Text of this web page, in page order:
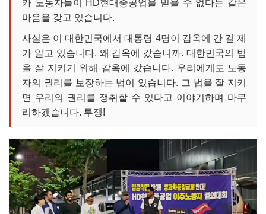
카 노동자들이 HD현대중공업을 믿을 수 없다는 같은
마음을 갖고 있습니다.
사실은 이 대한민국에서 대통령 4명이 감옥에 간 걸 제
가 알고 있습니다. 왜 감옥에 갔습니까. 대한민국의 법
을 잘 지키기 위해 감옥에 갔습니다. 우리에게도 노동
자의 권리를 보장하는 법이 있습니다. 그 법을 잘 지키
면 우리의 권리를 쟁취할 수 있다고 이야기하며 마무
리하겠습니다. 투쟁!